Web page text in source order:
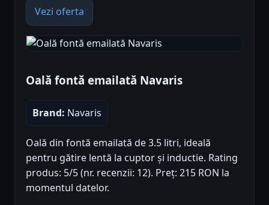
Vezi oferta
Oală fontă emailată Navaris
Brand: Navaris
Oală din fontă emailată de 3.5 litri, ideală
pentru gătire lentă la cuptor și inductie. Rating
produs: 5/5 (nr. recenzii: 12). Preț: 215 RON la
momentul datelor.